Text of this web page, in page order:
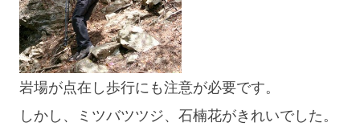
岩場が点在し歩行にも注意が必要です。
しかし、ミツバツツジ、石楠花がきれいでした。